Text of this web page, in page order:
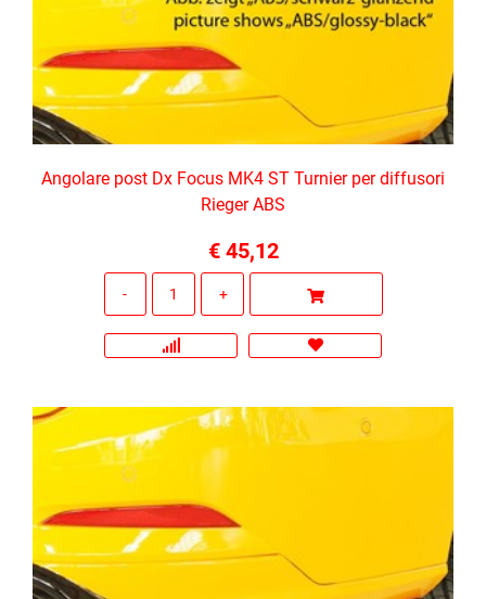
Angolare post Dx Focus MK4 ST Turnier per diffusori
Rieger ABS
€ 45,12